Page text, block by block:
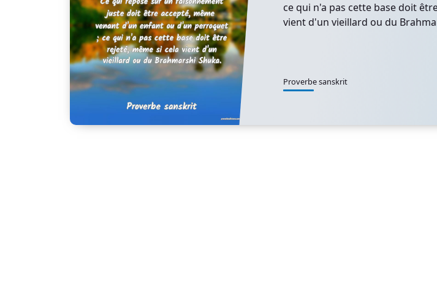
ce qui n'a pas cette base doit
vient d'un vieillard ou du
Proverbe sanskrit